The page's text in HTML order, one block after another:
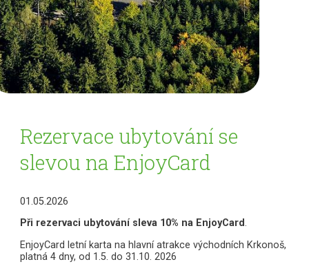
Rezervace ubytování se
slevou na EnjoyCard
01.05.2026
Při rezervaci ubytování sleva 10% na EnjoyCard.
EnjoyCard letní karta na hlavní atrakce východních Krkonoš,
platná 4 dny, od 1.5. do 31.10. 2026